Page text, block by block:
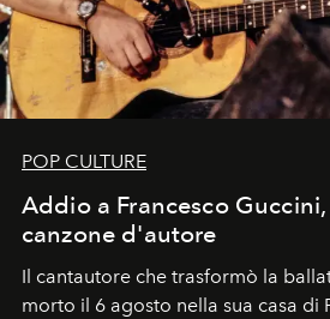
POP CULTURE
Addio a Francesco
canzone d'autore
Il cantautore che trasformò la
morto il 6 agosto nella sua casa di